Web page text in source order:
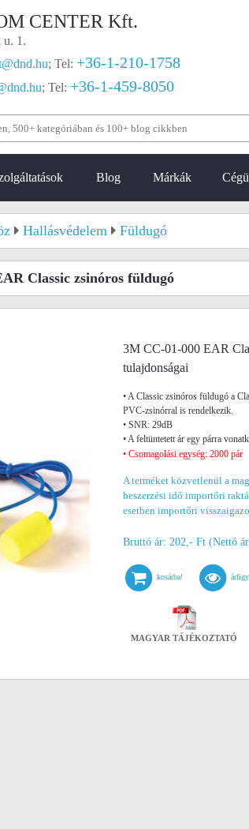
CENTER Kft.
u. 1.
; Tel: +36-1-210-1758
; Tel: +36-1-459-8050
Blog Márkák
Hallásvédelem Füldugó
Classic zsinóros füldugó
3M CC-01-000 EAR
tulajdonságai
• A Classic zsinóros füldugó a
PVC-zsinórral is rendelkezik.
• SNR: 29dB
• A feltüntetett ár egy párra
• Csomagolási egység: 2000 pár
A terméket közvetlenül a
beszerzési idő importőri
esetben importőri
Bruttó ár: 202,- Ft (Nettó
kosárba!
MAGYAR TÁJÉKOZTATÓ